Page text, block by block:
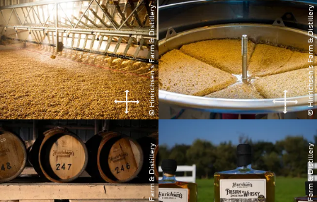
© Hinrichsen´s Farm & Distillery
© Hinrichsen´s Farm & Distillery